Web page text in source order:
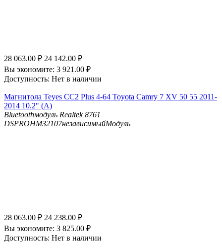
28 063.00 ₽ 24 142.00 ₽
Вы экономите: 3 921.00 ₽
Доступность: Нет в наличии
Магнитола Teyes CC2 Plus 4-64 Toyota Camry 7 XV 50 55 2011-
2014 10.2" (A)
Bluetoothмодуль Realtek 8761
DSPROHM32107независимыйМодуль
28 063.00 ₽ 24 238.00 ₽
Вы экономите: 3 825.00 ₽
Доступность: Нет в наличии